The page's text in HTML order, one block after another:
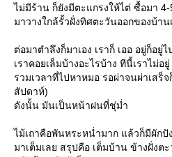
ไม่มีร้าน ก็ยังมีตะแกรงให้ไต่ ซื้อมา
มาวางใกล้รั้วฝั่งทิศตะวันออกของบ้าน
ต่อมาตำลึงก็มาเอง เราก็ เออ อยู่ก็อยู่ไ
เราคอยเล็มบ้างอะไรบ้าง ทีนี้เราไม่อ
รวมเวลาที่ไปหาหมอ รอผ่าจนผ่าเสร็จ
สัปดาห์)
ดังนั้น มันเป็นหน้าฝนที่ชุ่ม่ำ
ไม้เถาคือพันหระหน่ำมาก แล้วก็มีผักปั
มาเต็มเลย สรุปคือ เต็มบ้าน ข้างฝั่งต